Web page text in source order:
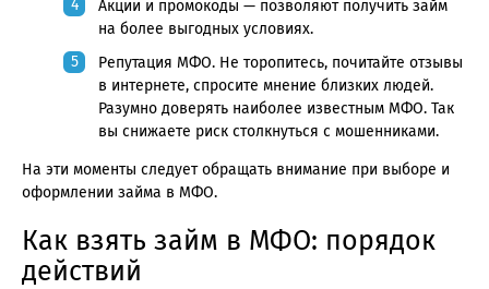
Акции и промокоды — позволяют получить займ
на более выгодных условиях.
Репутация МФО. Не торопитесь, почитайте отзывы
в интернете, спросите мнение близких людей.
Разумно доверять наиболее известным МФО. Так
вы снижаете риск столкнуться с мошенниками.
На эти моменты следует обращать внимание при выборе и
оформлении займа в МФО.
Как взять займ в МФО: порядок
действий